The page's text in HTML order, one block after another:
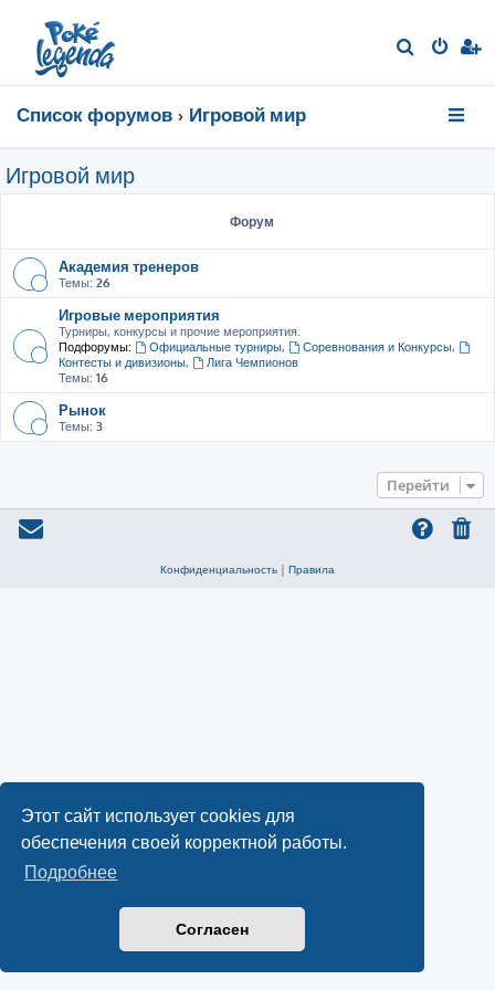
Этот сайт использует cookies для
обеспечения своей корректной работы.
Подробнее
Согласен
Список форумов Игровой мир
Игровой мир
Форум
Академия тренеров
Темы: 26
Игровые мероприятия
Турниры, конкурсы и прочие мероприятия.
Подфорумы:
Официальные турниры, Соревнования и Конкурсы,
Контесты и дивизионы,
Лига Чемпионов
Темы: 16
Рынок
Темы: 3
Перейти
Конфиденциальность | Правила